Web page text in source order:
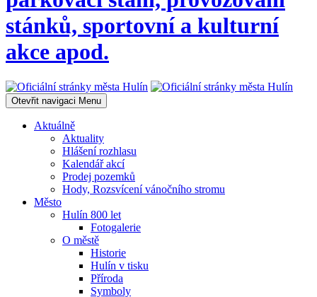
stánků, sportovní a kulturní
akce apod.
Otevřit navigaci Menu
Aktuálně
Aktuality
Hlášení rozhlasu
Kalendář akcí
Prodej pozemků
Hody, Rozsvícení vánočního stromu
Město
Hulín 800 let
Fotogalerie
O městě
Historie
Hulín v tisku
Příroda
Symboly